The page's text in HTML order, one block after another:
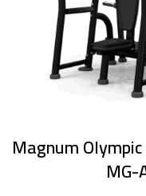
Magnum
MG-